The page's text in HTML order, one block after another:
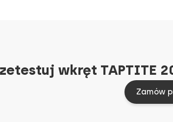
wkręt TAPTITE
Zamów